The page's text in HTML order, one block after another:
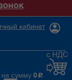
кабинет
на сумму 0 c
с НДС